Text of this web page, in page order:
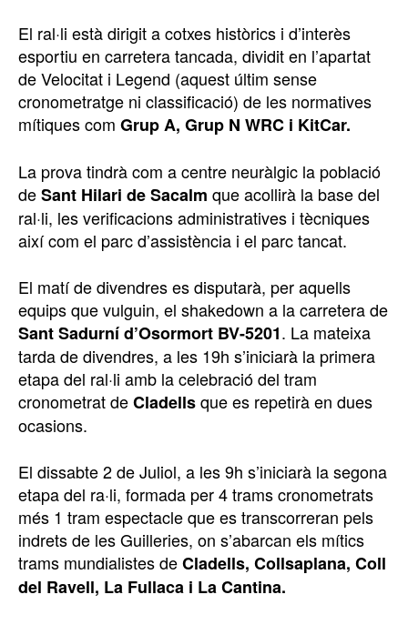
El ral·li està dirigit a cotxes històrics i d’interès
esportiu en carretera tancada, dividit en l’apartat
de Velocitat i Legend (aquest últim sense
cronometratge ni classificació) de les normatives
mítiques com Grup A, Grup N WRC i KitCar.
La prova tindrà com a centre neuràlgic la població
deSant Hilari de Sacalm que acollirà la base del
ral·li, les verificacions administratives i tècniques
així com el parc d’assistència i el parc tancat.
El matí de divendres es disputarà, per aquells
equips que vulguin, el shakedown a la carretera de
Sant Sadurní d’Osormort BV-5201. La mateixa
tarda de divendres, a les 19h s’iniciarà la primera
etapa del ral·li amb la celebració del tram
cronometrat deCladellsque es repetirà en dues
ocasions.
El dissabte 2 de Juliol, a les 9h s’iniciarà la segona
etapa del ra·li, formada per 4 trams cronometrats
més 1 tram espectacle que es transcorreran pels
indrets de les Guilleries, on s’abarcan els mítics
trams mundialistes deCladells, Collsaplana, Coll
del Ravell, La Fullaca i La Cantina.